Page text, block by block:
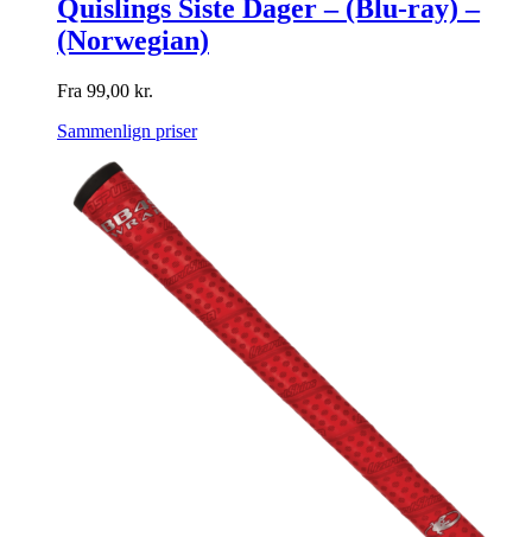
Quislings Siste Dager – (Blu-ray) –
(Norwegian)
Fra 99,00 kr.
Sammenlign priser